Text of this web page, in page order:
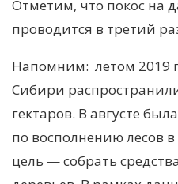
Отметим, что покос на
проводится в третий
Напомним: летом 2019
Сибири
гектаров. В августе
по восполнению лесов
цель — собрать